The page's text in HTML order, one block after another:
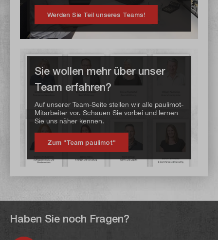
Werden Sie Teil unseres Teams!
Sie wollen mehr über unser
Team erfahren?
Auf unserer Team-Seite stellen wir alle paulimot-
Mitarbeiter vor. Schauen Sie vorbei und lernen
Sie uns näher kennen.
Zum "Team paulimot"
Haben Sie noch Fragen?